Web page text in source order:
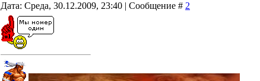
Дата: Среда, 30.12.2009, 23:40 | Сообщение # 2